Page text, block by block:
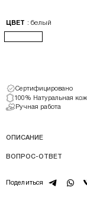
ЦВЕТ : белый
Сертифицировано
100% Натуральная
Ручная работа
ОПИСАНИЕ
ВОПРОС-ОТВЕТ
Поделиться telegram